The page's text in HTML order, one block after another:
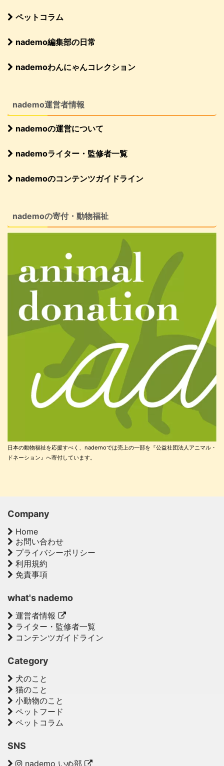
ペットコラム
nademo編集部の日常
nademoわんにゃんコレクション
nademo運営者情報
nademoの運営について
nademoライター・監修者一覧
nademoのコンテンツガイドライン
nademoの寄付・動物福祉
日本の動物福祉を応援すべく、nademoでは売上の一部を『公益社団法人アニマル・
ドネーション』へ寄付しています。
Company
Home
お問い合わせ
プライバシーポリシー
利用規約
免責事項
what's nademo
運営者情報
ライター・監修者一覧
コンテンツガイドライン
Category
犬のこと
猫のこと
小動物のこと
ペットフード
ペットコラム
SNS
nademo いぬ部